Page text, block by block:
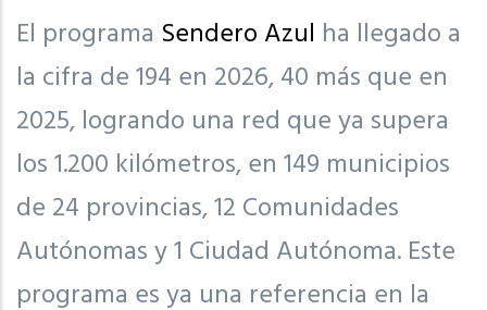
El programa Sendero Azul ha llegado a
la cifra de 194 en 2026, 40 más que en
2025, logrando una red que ya supera
los 1.200 kilómetros, en 149 municipios
de 24 provincias, 12 Comunidades
Autónomas y 1 Ciudad Autónoma. Este
programa es ya una referencia en la